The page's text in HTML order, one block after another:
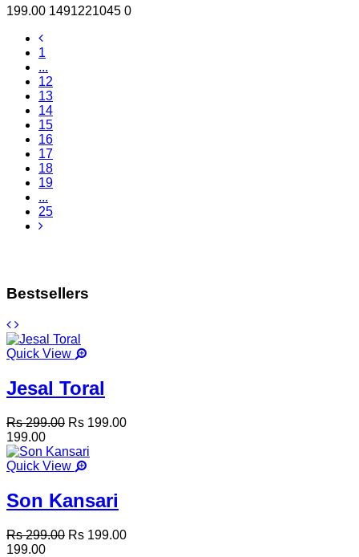
199.00 1491221045 0
1
...
12
13
14
15
16
17
18
19
...
25
Bestsellers
Quick View
Jesal Toral
Rs 299.00 Rs 199.00
199.00
Quick View
Son Kansari
Rs 299.00 Rs 199.00
199.00